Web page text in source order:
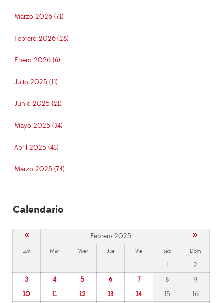
Marzo 2026 (71)
Febrero 2026 (28)
Enero 2026 (6)
Julio 2025 (11)
Junio 2025 (21)
Mayo 2025 (34)
Abril 2025 (43)
Marzo 2025 (74)
Calendario
« Febrero 2025 »
Lun Mar Mier Jue Vie Sáb Dom
1
2
3
4 5 6 7 8
9
10
11 12 13 14 15
16